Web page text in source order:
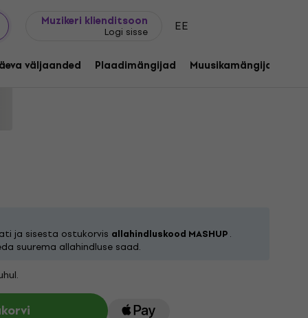
Muzikeri klienditsoon
Logi sisse EE
väljaanded Plaadimängijad Muusikamängijad
Of Channel Zero (3 LP)
1255702
ja sisesta ostukorvis allahindluskood MASHUP.
suurema allahindluse saad.